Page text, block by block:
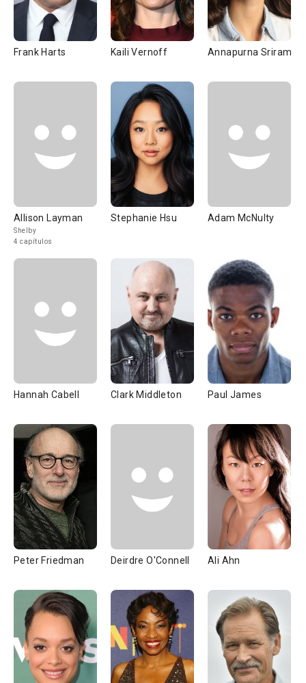
Frank Harts Kaili Vernoff Annapurna Sriram
Allison Layman
Shelby
4 capítulos
Stephanie Hsu Adam McNulty
Hannah Cabell Clark Middleton Paul James
Peter Friedman Deirdre O'Connell Ali Ahn